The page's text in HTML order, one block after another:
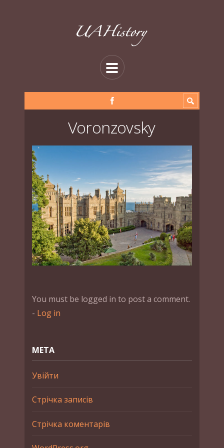
Voronzovsky
You must be logged in to post a comment.
- Log in
МЕТА
Увійти
Стрічка записів
Стрічка коментарів